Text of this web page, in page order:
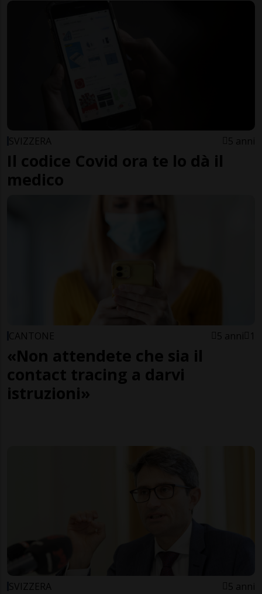
SVIZZERA 5 anni
Il codice Covid ora te lo dà il
medico
CANTONE 5 anni 1
«Non attendete che sia il
contact tracing a darvi
istruzioni»
SVIZZERA 5 anni